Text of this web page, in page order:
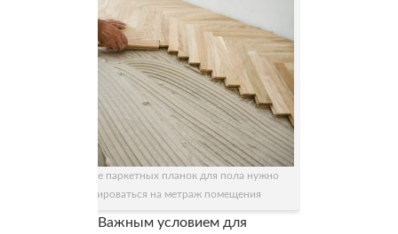
При выборе паркетных планок для пола нужно
ориентироваться на метраж помещения
Важным условием для